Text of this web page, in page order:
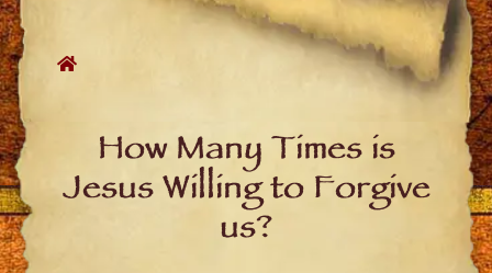
to
content
How Many Times is
Jesus Willing to Forgive
us?